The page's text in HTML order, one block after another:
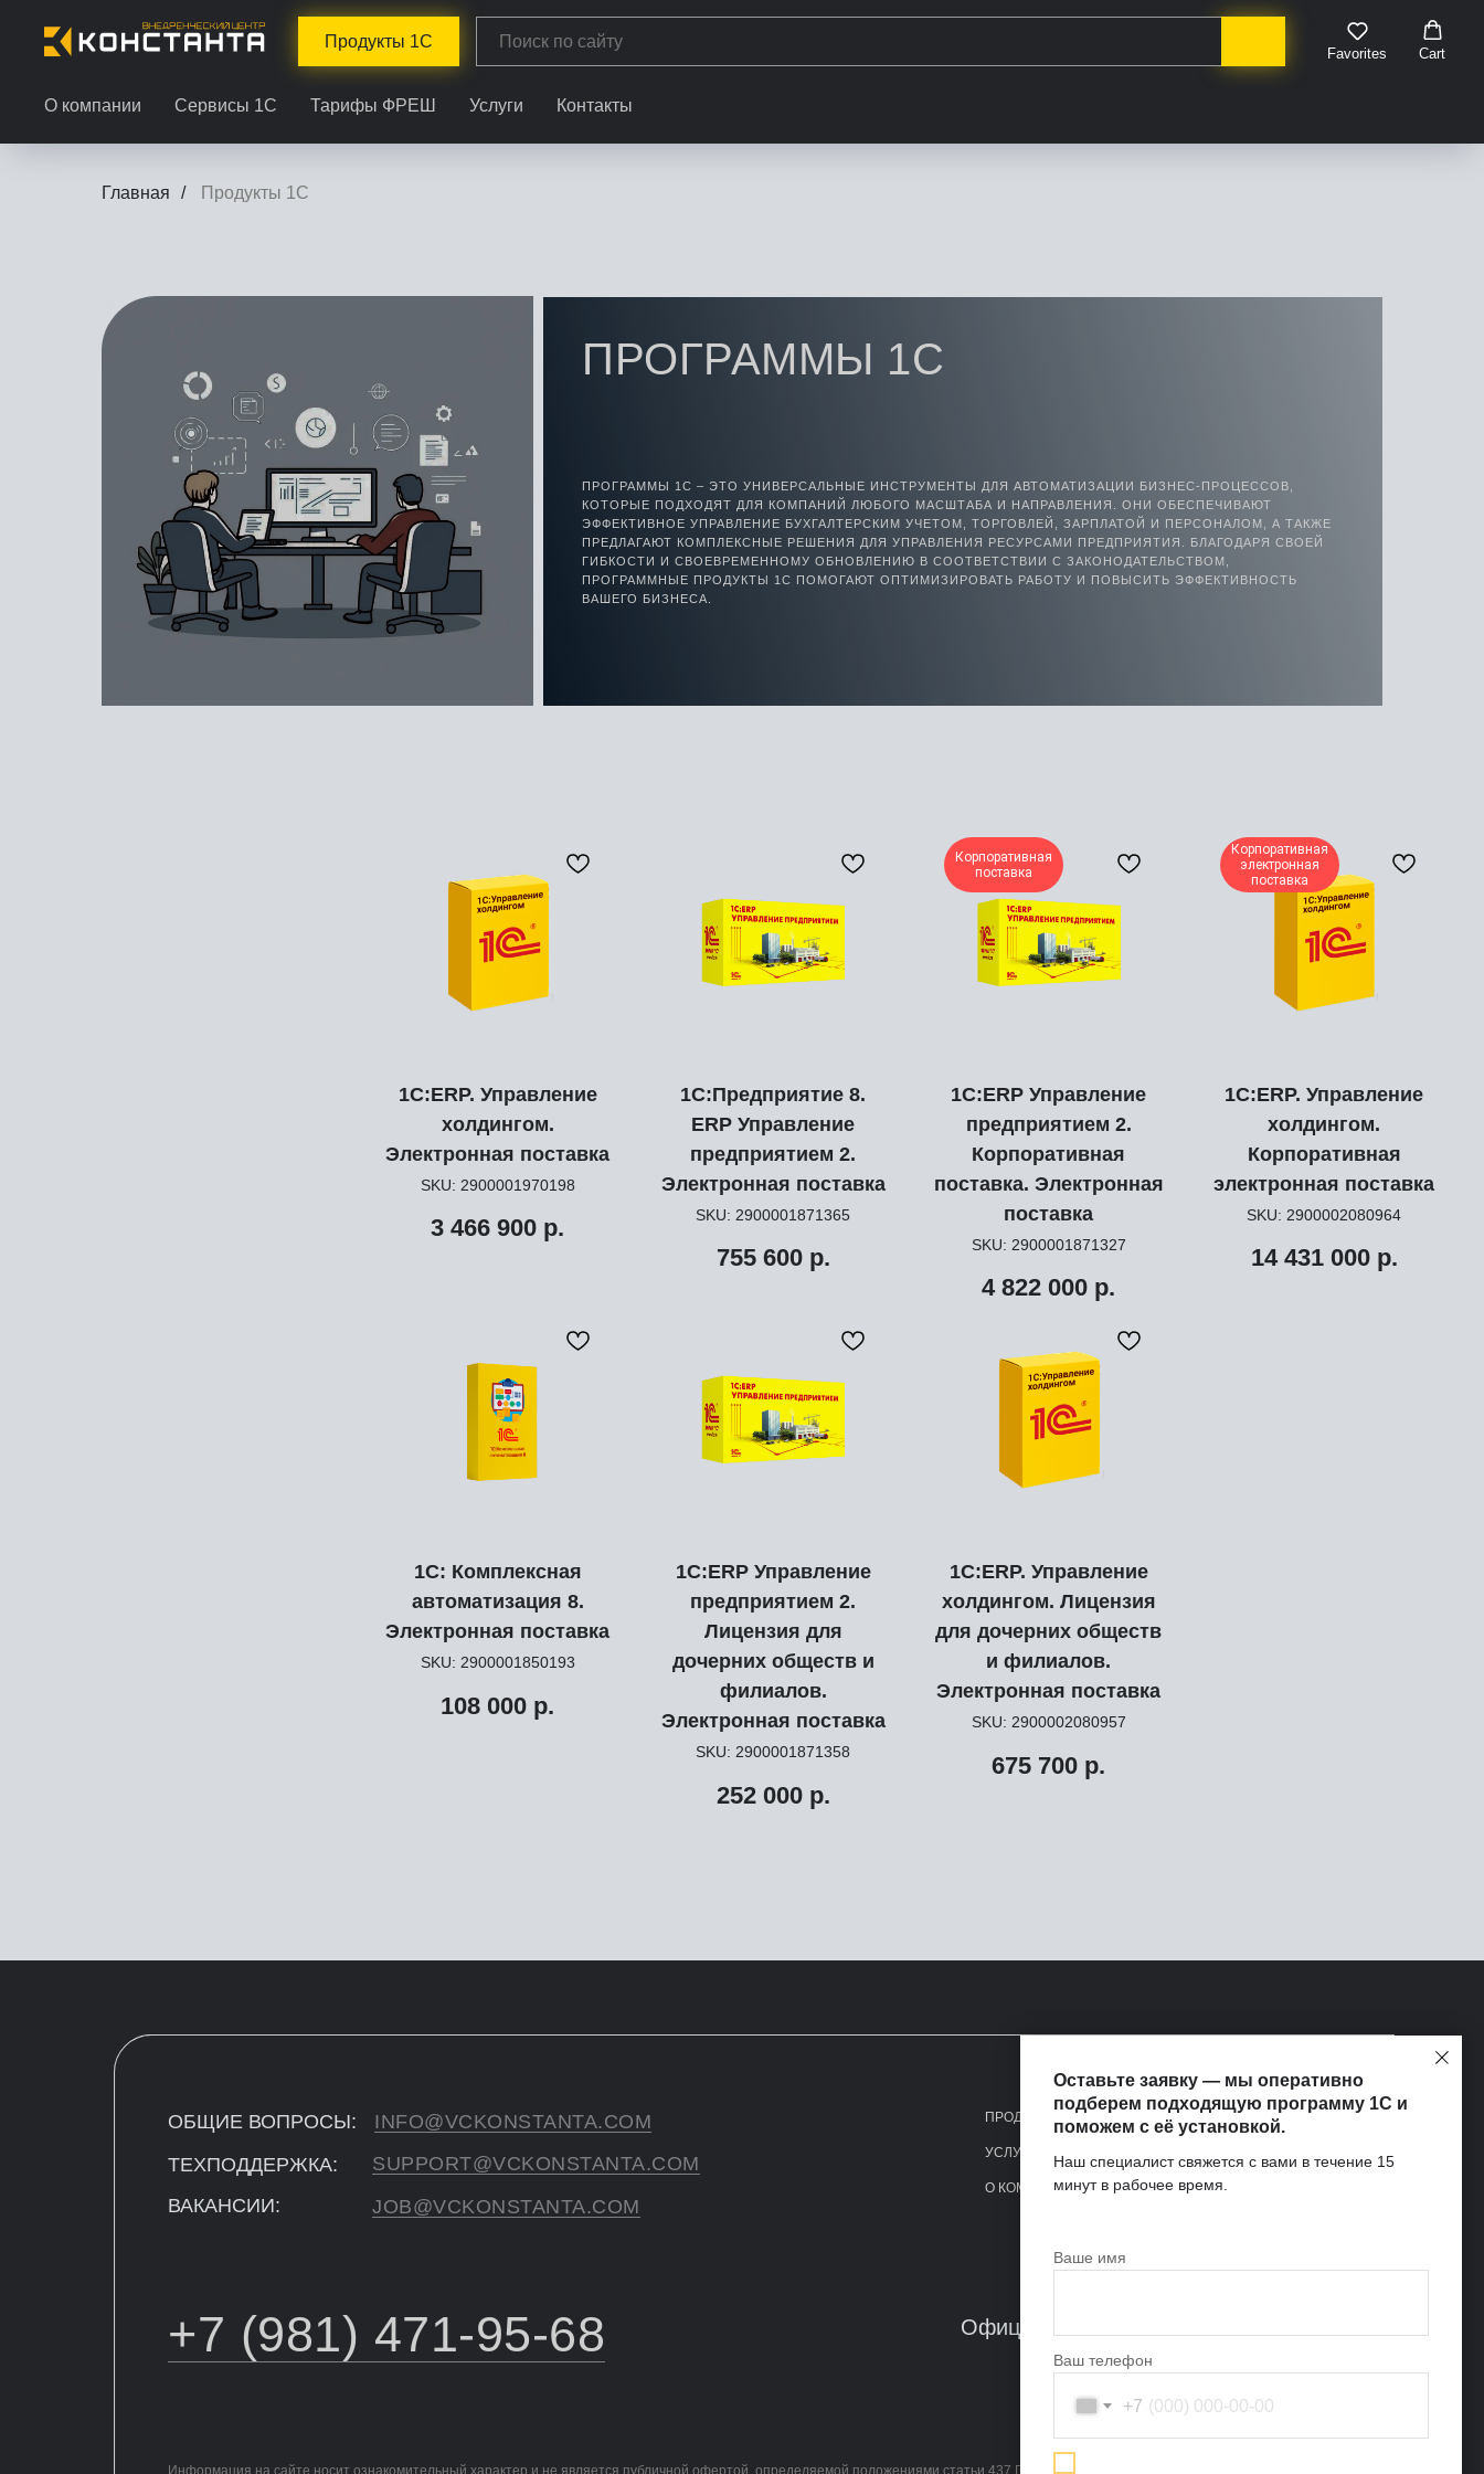
Продукты 1С
Favorites Cart
О компании Сервисы 1С Тарифы ФРЕШ Услуги Контакты
Главная / Продукты 1С
ПРОГРАММЫ 1С – ЭТО УНИВЕРСАЛЬНЫЕ ИНСТРУМЕНТЫ ДЛЯ АВТОМАТИЗАЦИИ БИЗНЕС-ПРОЦЕССОВ,
КОТОРЫЕ ПОДХОДЯТ ДЛЯ КОМПАНИЙ ЛЮБОГО МАСШТАБА И НАПРАВЛЕНИЯ. ОНИ ОБЕСПЕЧИВАЮТ
ЭФФЕКТИВНОЕ УПРАВЛЕНИЕ БУХГАЛТЕРСКИМ УЧЕТОМ, ТОРГОВЛЕЙ, ЗАРПЛАТОЙ И ПЕРСОНАЛОМ, А ТАКЖЕ
ПРЕДЛАГАЮТ КОМПЛЕКСНЫЕ РЕШЕНИЯ ДЛЯ УПРАВЛЕНИЯ РЕСУРСАМИ ПРЕДПРИЯТИЯ. БЛАГОДАРЯ СВОЕЙ
ГИБКОСТИ И СВОЕВРЕМЕННОМУ ОБНОВЛЕНИЮ В СООТВЕТСТВИИ С ЗАКОНОДАТЕЛЬСТВОМ,
ПРОГРАММНЫЕ ПРОДУКТЫ 1С ПОМОГАЮТ ОПТИМИЗИРОВАТЬ РАБОТУ И ПОВЫСИТЬ ЭФФЕКТИВНОСТЬ
ВАШЕГО БИЗНЕСА.
ПРОГРАММЫ 1С
1С:ERP. Управление
холдингом.
Электронная поставка
SKU: 2900001970198
3 466 900 р.
1С:Предприятие 8.
ERP Управление
предприятием 2.
Электронная поставка
SKU: 2900001871365
755 600 р.
Корпоративная
поставка
1С:ERP Управление
предприятием 2.
Корпоративная
поставка. Электронная
поставка
SKU: 2900001871327
4 822 000 р.
Корпоративная
электронная
поставка
1С:ERP. Управление
холдингом.
Корпоративная
электронная поставка
SKU: 2900002080964
14 431 000 р.
1С: Комплексная
автоматизация 8.
Электронная поставка
SKU: 2900001850193
108 000 р.
1С:ERP Управление
предприятием 2.
Лицензия для
дочерних обществ и
филиалов.
Электронная поставка
SKU: 2900001871358
252 000 р.
1С:ERP. Управление
холдингом. Лицензия
для дочерних обществ
и филиалов.
Электронная поставка
SKU: 2900002080957
675 700 р.
Оставьте заявку — мы оперативно
подберем подходящую программу 1С и
поможем с её установкой.
Наш специалист свяжется с вами в течение 15
минут в рабочее время.
Ваше имя
Ваш телефон
+7
О КОМПАНИИ
СЕРВИСЫ 1С
УСЛУГИ
ПРОДУКТЫ 1С
КОНТАКТЫ
ТЕХПОДДЕРЖКА: SUPPORT@VCKONSTANTA.COM
+7 (981) 471-95-68
INFO@VCKONSTANTA.COM
ОБЩИЕ ВОПРОСЫ:
JOB@VCKONSTANTA.COM
ВАКАНСИИ:
Информация на сайте носит ознакомительный характер и не является публичной офертой, определяемой положениями статьи 437 Гражданского кодекса РФ"
Официальный партнер фирмы 1С